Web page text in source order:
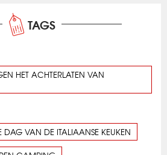
TAGS
HET ACHTERLATEN VAN
DAG VAN DE ITALIAANSE KEUKEN